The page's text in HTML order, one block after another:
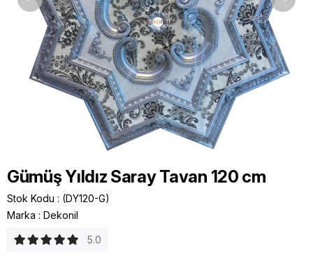
Gümüş Yıldız Saray Tavan 120 cm
Stok Kodu
(DY120-G)
Marka : Dekonil
5.0